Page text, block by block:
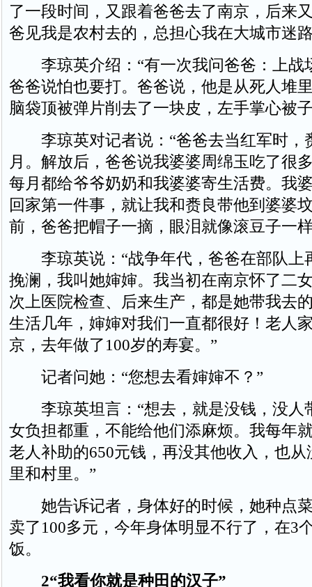
了一段时间，又跟着爸爸去了南京，后来
爸见我是农村去的，总担心我在大城市迷
李琼英介绍：“有一次我问爸爸：上战
爸爸说怕也要打。爸爸说，他是从死人堆
脑袋顶被弹片削去了一块皮，左手掌心被
李琼英对记者说：“爸爸去当红军时，
月。解放后，爸爸说我婆婆周绵玉吃了很
每月都给爷爷奶奶和我婆婆寄生活费。我
回家第一件事，就让我和赉良带他到婆婆
前，爸爸把帽子一摘，眼泪就像滚豆子一
李琼英说：“战争年代，爸爸在部队上
挽澜，我叫她婶婶。我当初在南京怀了二
次上医院检查、后来生产，都是她带我去
生活几年，婶婶对我们一直都很好！老人
京，去年做了100岁的寿宴。”
记者问她：“您想去看婶婶不？”
李琼英坦言：“想去，就是没钱，没人
女负担都重，不能给他们添麻烦。我每年
老人补助的650元钱，再没其他收入，也
里和村里。”
她告诉记者，身体好的时候，她种点
卖了100多元，今年身体明显不行了，在3
饭。
2“我看你就是种田的汉子”